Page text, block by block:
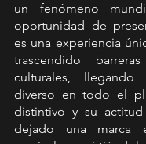
un fenómeno
oportunidad de
es una experiencia
trascendido
culturales,
diverso en todo el
distintivo y su actitud
dejado una marca